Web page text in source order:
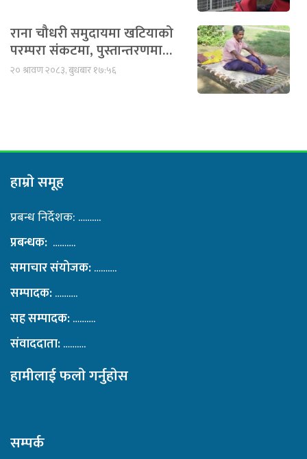
राना चौधरी समुदायमा खटियाको
परम्परा संकटमा, पुस्तान्तरणमा…
२० श्रावण २०८३, बुधबार १७:५६
हाम्राे समूह
प्रबन्ध निर्देशक: ……….
प्रबन्धक: ……….
समाचार संयोजक:……….
सम्पादक:……….
सह सम्पादक:……….
संवाददाता:……….
हामीलाई फलाे गर्नुहाेस
सम्पर्क